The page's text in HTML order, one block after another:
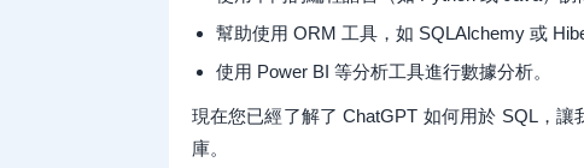
幫助使用 ORM 工具，如 SQLAlchemy 或
使用 Power BI 等分析工具進行數據分析。
現在您已經了解了 ChatGPT 如何用於 SQL，
庫。